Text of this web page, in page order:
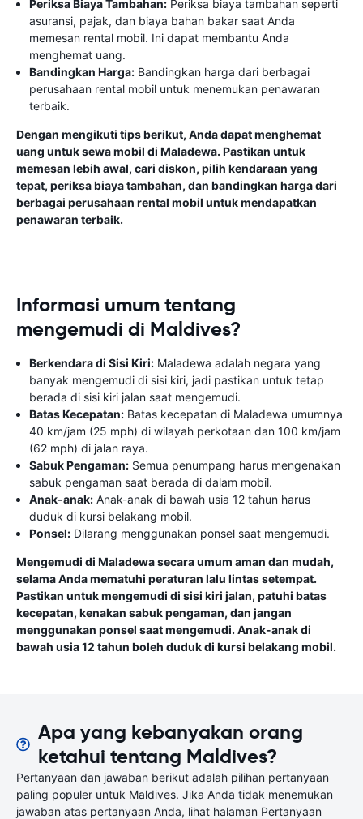
Periksa Biaya Tambahan: Periksa biaya tambahan seperti
asuransi, pajak, dan biaya bahan bakar saat Anda
memesan rental mobil. Ini dapat membantu Anda
menghemat uang.
Bandingkan Harga: Bandingkan harga dari berbagai
perusahaan rental mobil untuk menemukan penawaran
terbaik.
Dengan mengikuti tips berikut, Anda dapat menghemat
uang untuk sewa mobil di Maladewa. Pastikan untuk
memesan lebih awal, cari diskon, pilih kendaraan yang
tepat, periksa biaya tambahan, dan bandingkan harga dari
berbagai perusahaan rental mobil untuk mendapatkan
penawaran terbaik.
Informasi umum tentang
mengemudi di Maldives?
Berkendara di Sisi Kiri: Maladewa adalah negara yang
banyak mengemudi di sisi kiri, jadi pastikan untuk tetap
berada di sisi kiri jalan saat mengemudi.
Batas Kecepatan: Batas kecepatan di Maladewa umumnya
40 km/jam (25 mph) di wilayah perkotaan dan 100 km/jam
(62 mph) di jalan raya.
Sabuk Pengaman: Semua penumpang harus mengenakan
sabuk pengaman saat berada di dalam mobil.
Anak-anak: Anak-anak di bawah usia 12 tahun harus
duduk di kursi belakang mobil.
Ponsel: Dilarang menggunakan ponsel saat mengemudi.
Mengemudi di Maladewa secara umum aman dan mudah,
selama Anda mematuhi peraturan lalu lintas setempat.
Pastikan untuk mengemudi di sisi kiri jalan, patuhi batas
kecepatan, kenakan sabuk pengaman, dan jangan
menggunakan ponsel saat mengemudi. Anak-anak di
bawah usia 12 tahun boleh duduk di kursi belakang mobil.
Apa yang kebanyakan orang
ketahui tentang Maldives?
Pertanyaan dan jawaban berikut adalah pilihan pertanyaan
paling populer untuk Maldives. Jika Anda tidak menemukan
jawaban atas pertanyaan Anda, lihat halaman Pertanyaan